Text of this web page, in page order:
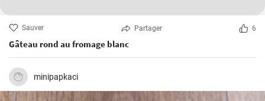
Sauver Partager 6
Gâteau rond au fromage blanc
minipapkaci